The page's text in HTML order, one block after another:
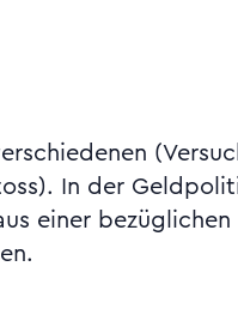
In der
einer bezüglichen